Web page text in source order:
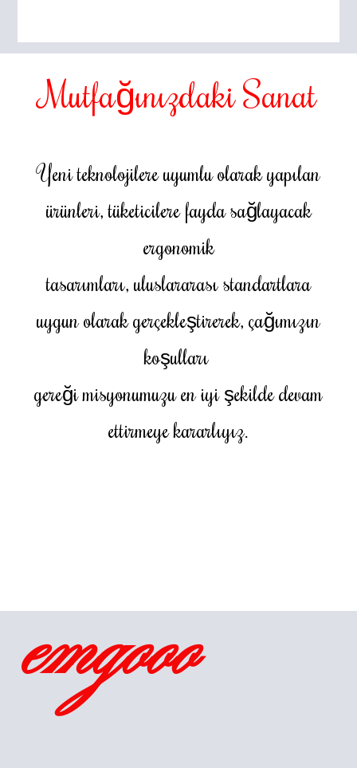
Mutfağınızdaki Sanat
Yeni teknolojilere uyumlu olarak yapılan
ürünleri, tüketicilere fayda sağlayacak
ergonomik
tasarımları, uluslararası standartlara
uygun olarak gerçekleştirerek, çağımızın
koşulları
gereği misyonumuzu en iyi şekilde devam
ettirmeye kararlıyız.
emgooo